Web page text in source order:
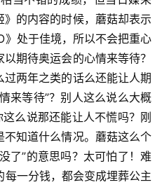
的内容的时候，蘑菇却表示
》处于佳境，所以不会把重心
期待奥运会的心情来等待？
两年之类的话么还能让人期
来等待”？别人这么说么大概
么说那还能让人不慌吗？刚
知道什么情况。蘑菇这么个
了”的意思吗？太可怕了！难
一分钱，都会变成埋葬公主